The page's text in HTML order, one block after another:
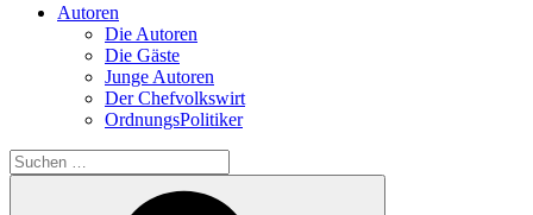
Autoren
Die Autoren
Die Gäste
Junge Autoren
Der Chefvolkswirt
OrdnungsPolitiker
Suchen
nach: